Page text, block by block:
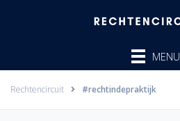
MENU
Rechtencircuit #rechtindepraktijk